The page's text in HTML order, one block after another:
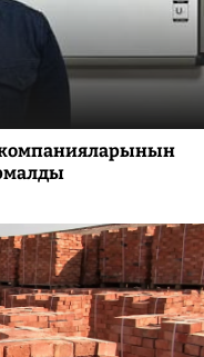
компанияларынын